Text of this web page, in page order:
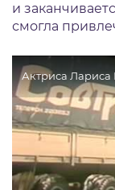
и
смогла